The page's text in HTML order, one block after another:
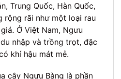
Trung Quốc, Hàn Quốc,
rộng rãi như một loại rau
Ở Việt Nam, Ngưu
nhập và trồng trọt, đặc
khí hậu mát mẻ.
cây Ngưu Bàng là phần